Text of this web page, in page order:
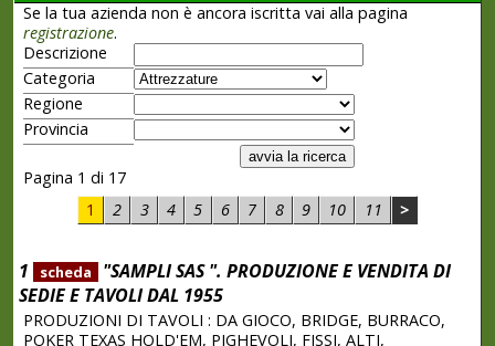
Se la tua azienda non è ancora iscritta vai alla pagina
registrazione.
Descrizione
Categoria
Regione
Provincia
Pagina 1 di 17
1
2 3 4 5 6 7 8 9 10 11 >
1 scheda
"SAMPLI SAS ". PRODUZIONE E VENDITA DI
SEDIE E TAVOLI DAL 1955
PRODUZIONI DI TAVOLI : DA GIOCO, BRIDGE, BURRACO,
POKER TEXAS HOLD'EM, PIGHEVOLI, FISSI, ALTI,